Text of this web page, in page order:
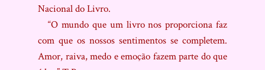
Nacional do Livro.
“O mundo que um livro nos proporciona faz
com que os nossos sentimentos se completem.
Amor, raiva, medo e emoção fazem parte do que